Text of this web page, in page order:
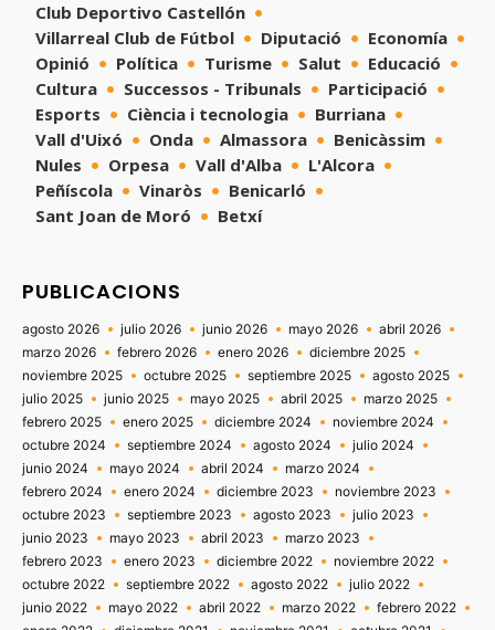
Club Deportivo Castellón
Villarreal Club de Fútbol
Diputació
Economía
Opinió
Política Turisme Salut
Educació
Cultura
Successos - Tribunals
Participació
Esports
Ciència i tecnologia
Burriana
Vall d'Uixó
Onda Almassora
Benicàssim
Nules
Orpesa Vall d'Alba
L'Alcora
Peñíscola
Vinaròs
Benicarló
Sant Joan de Moró
Betxí
PUBLICACIONS
agosto 2026 julio 2026 junio 2026 mayo 2026
abril 2026
marzo 2026
febrero 2026 enero 2026
diciembre 2025
noviembre 2025
octubre 2025 septiembre 2025
agosto 2025
julio 2025
junio 2025 mayo 2025 abril 2025
marzo 2025
febrero 2025
enero 2025 diciembre 2024
noviembre 2024
octubre 2024
septiembre 2024 agosto 2024
julio 2024
junio 2024
mayo 2024 abril 2024
marzo 2024
febrero 2024
enero 2024 diciembre 2023
noviembre 2023
octubre 2023
septiembre 2023 agosto 2023
julio 2023
junio 2023
mayo 2023 abril 2023
marzo 2023
febrero 2023
enero 2023 diciembre 2022
noviembre 2022
octubre 2022
septiembre 2022 agosto 2022
julio 2022
junio 2022
mayo 2022 abril 2022 marzo 2022
febrero 2022